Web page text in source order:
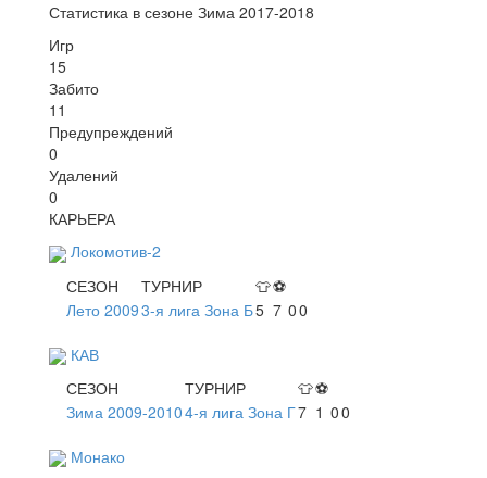
Статистика в сезоне Зима 2017-2018
Игр
15
Забито
11
Предупреждений
0
Удалений
0
КАРЬЕРА
Локомотив-2
СЕЗОН
ТУРНИР 👕⚽
Лето 20093-я лига Зона Б5 7 00
КАВ
СЕЗОН
ТУРНИР 👕⚽
Зима 2009-20104-я лига Зона Г7 1 00
Монако